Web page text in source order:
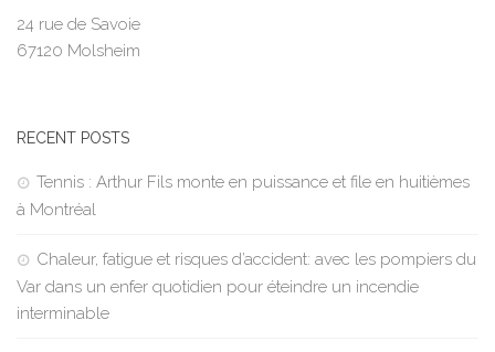
24 rue de Savoie
67120 Molsheim
RECENT POSTS
Tennis : Arthur Fils monte en puissance et file en huitièmes
à Montréal
Chaleur, fatigue et risques d’accident: avec les pompiers du
Var dans un enfer quotidien pour éteindre un incendie
interminable